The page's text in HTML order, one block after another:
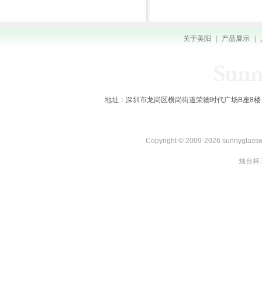
关于美阳 产品展示
地址：深圳市龙岗区横岗街道荣德时代广场B座8
Copyright © 2009-2026
烛台杯